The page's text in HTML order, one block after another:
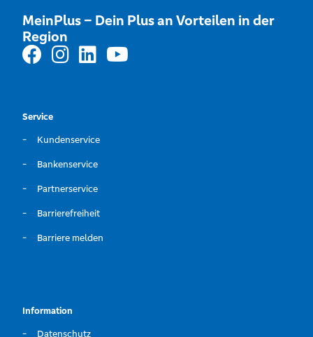
MeinPlus – Dein Plus an Vorteilen in der
Region
Service
Kundenservice
Bankenservice
Partnerservice
Barrierefreiheit
Barriere melden
Information
Datenschutz